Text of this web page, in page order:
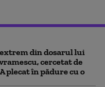
din dosarul lui
cercetat de
plecat în pădure cu o